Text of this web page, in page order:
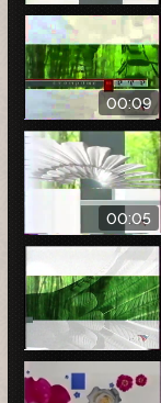
00:09
00:05